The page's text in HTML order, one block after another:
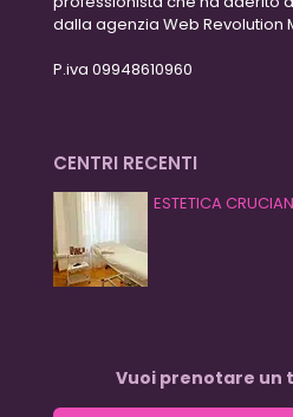
dalla agenzia Web Revolution
P.iva 09948610960
CENTRI RECENTI
ESTETICA
Vuoi prenotare